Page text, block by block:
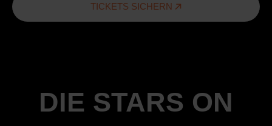
TICKETS SICHERN
DIE STARS ON